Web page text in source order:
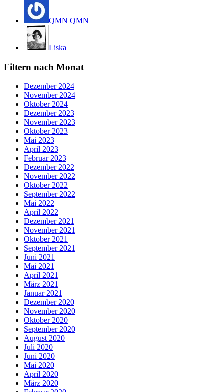
QMN QMN
Liska
Filtern nach Monat
Dezember 2024
November 2024
Oktober 2024
Dezember 2023
November 2023
Oktober 2023
Mai 2023
April 2023
Februar 2023
Dezember 2022
November 2022
Oktober 2022
September 2022
Mai 2022
April 2022
Dezember 2021
November 2021
Oktober 2021
September 2021
Juni 2021
Mai 2021
April 2021
März 2021
Januar 2021
Dezember 2020
November 2020
Oktober 2020
September 2020
August 2020
Juli 2020
Juni 2020
Mai 2020
April 2020
März 2020